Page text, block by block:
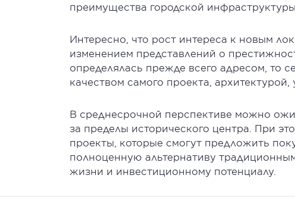
преимущества городской
Интересно, что рост интереса к новым
изменением представлений о
определялась прежде всего адресом, то
качеством самого проекта,
В среднесрочной перспективе можно
за пределы исторического центра. При
проекты, которые смогут предложить
полноценную альтернативу
жизни и инвестиционному потенциалу.